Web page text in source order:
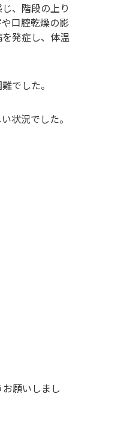
、階段の上り
口腔乾燥の影
発症し、体温
でした。
状況でした。
願いしまし